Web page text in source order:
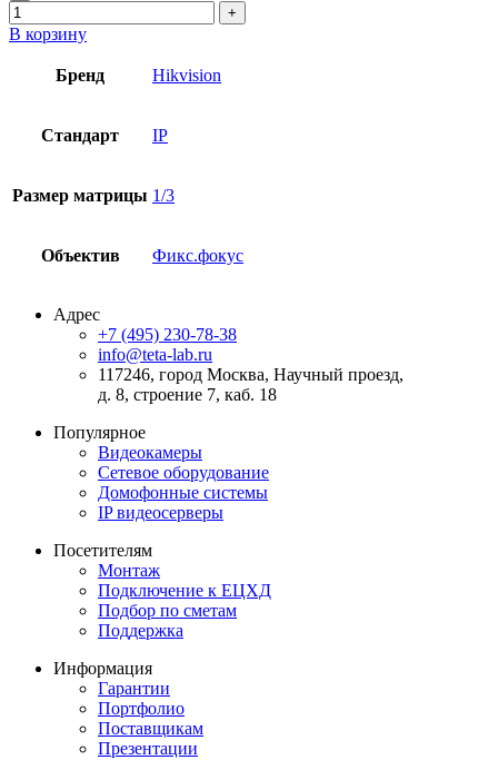
В корзину
Бренд Hikvision
Стандарт IP
Размер матрицы 1/3
Объектив Фикс.фокус
Адрес
+7 (495) 230-78-38
info@teta-lab.ru
117246, город Москва, Научный проезд,
д. 8, строение 7, каб. 18
Популярное
Видеокамеры
Сетевое оборудование
Домофонные системы
IP видеосерверы
Посетителям
Монтаж
Подключение к ЕЦХД
Подбор по сметам
Поддержка
Информация
Гарантии
Портфолио
Поставщикам
Презентации